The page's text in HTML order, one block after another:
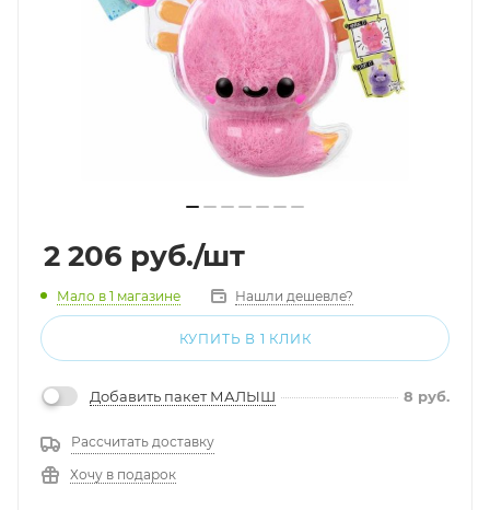
2 206 руб./шт
Мало в 1 магазине Нашли дешевле?
КУПИТЬ В 1 КЛИК
Добавить пакет МАЛЫШ 8 руб.
Рассчитать доставку
Хочу в подарок